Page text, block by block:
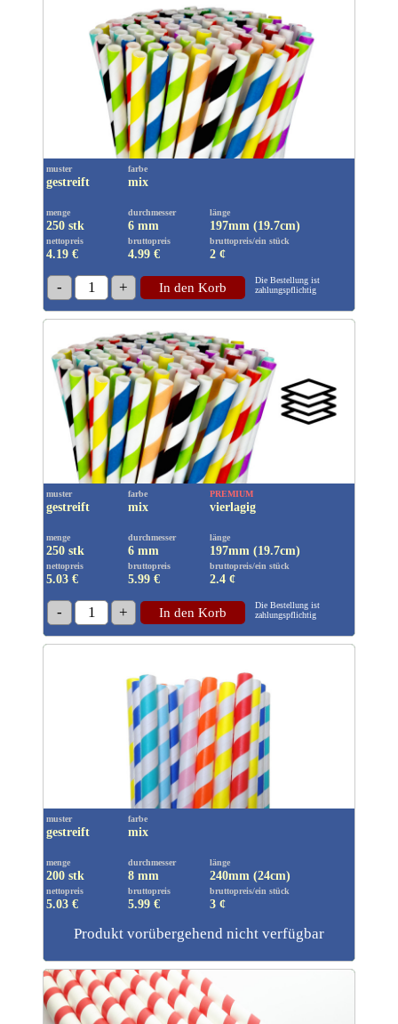
muster
gestreift
farbe
mix
menge
250 stk
durchmesser
6 mm
länge
197mm (19.7cm)
nettopreis
4.19 €
bruttopreis
4.99 €
bruttopreis/ein stück
2 ¢
- 1 + In den Korb
Die Bestellung ist
zahlungspflichtig
muster
gestreift
farbe
mix
PREMIUM
vierlagig
menge
250 stk
durchmesser
6 mm
länge
197mm (19.7cm)
nettopreis
5.03 €
bruttopreis
5.99 €
bruttopreis/ein stück
2.4 ¢
- 1 + In den Korb
Die Bestellung ist
zahlungspflichtig
muster
gestreift
farbe
mix
menge
200 stk
durchmesser
8 mm
länge
240mm (24cm)
nettopreis
5.03 €
bruttopreis
5.99 €
bruttopreis/ein stück
3 ¢
Produkt vorübergehend nicht verfügbar